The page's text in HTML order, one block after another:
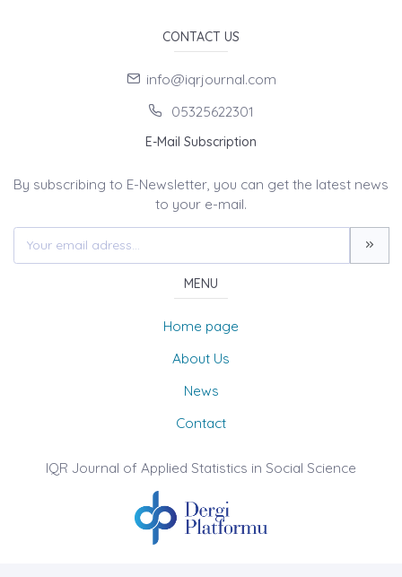
CONTACT US
info@iqrjournal.com
05325622301
E-Mail Subscription
By subscribing to E-Newsletter, you can get the latest news
to your e-mail.
MENU
Home page
About Us
News
Contact
IQR Journal of Applied Statistics in Social Science